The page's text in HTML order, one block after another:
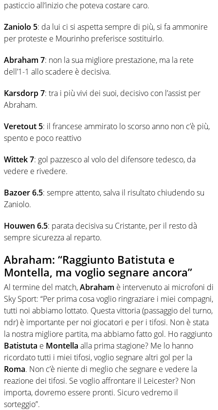
pasticcio all’inizio che poteva costare caro.
Zaniolo 5: da lui ci si aspetta sempre di più, si fa ammonire
per proteste e Mourinho preferisce sostituirlo.
Abraham 7: non la sua migliore prestazione, ma la rete
dell’1-1 allo scadere è decisiva.
Karsdorp 7: tra i più vivi dei suoi, decisivo con l’assist per
Abraham.
Veretout 5: il francese ammirato lo scorso anno non c’è più,
spento e poco reattivo
Wittek 7: gol pazzesco al volo del difensore tedesco, da
vedere e rivedere.
Bazoer 6.5: sempre attento, salva il risultato chiudendo su
Zaniolo.
Houwen 6.5: parata decisiva su Cristante, per il resto dà
sempre sicurezza al reparto.
Abraham: “Raggiunto Batistuta e
Montella, ma voglio segnare ancora”
Al termine del match,Abraham è intervenuto ai microfoni di
Sky Sport: “Per prima cosa voglio ringraziare i miei compagni,
tutti noi abbiamo lottato. Questa vittoria (passaggio del turno,
ndr) è importante per noi giocatori e per i tifosi. Non è stata
la nostra migliore partita, ma abbiamo fatto gol. Ho raggiunto
Batistuta e Montella alla prima stagione? Me lo hanno
ricordato tutti i miei tifosi, voglio segnare altri gol per la
Roma. Non c’è niente di meglio che segnare e vedere la
reazione dei tifosi. Se voglio affrontare il Leicester? Non
importa, dovremo essere pronti. Sicuro vedremo il
sorteggio”.